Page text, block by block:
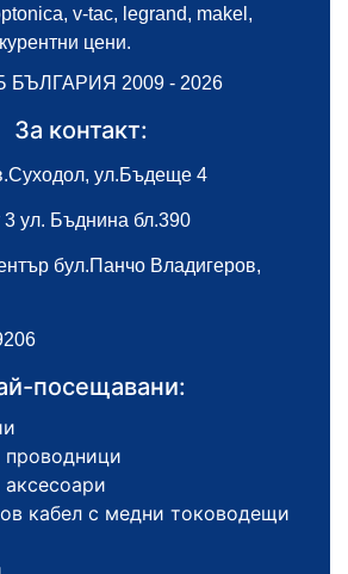
v-tac, legrand, makel,
цени.
БЪЛГАРИЯ 2009 - 2026
За контакт:
ул.Бъдеще 4
3 ул. Бъднина бл.390
бул.Панчо Владигеров,
посещавани:
проводници
кабел с медни тоководещи